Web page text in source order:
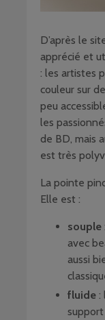
D’après le
apprécié et
: les artistes
couleur sur
peu
les
de BD, mais
est très
La pointe
Elle est :
souple
avec
aussi
fluide :